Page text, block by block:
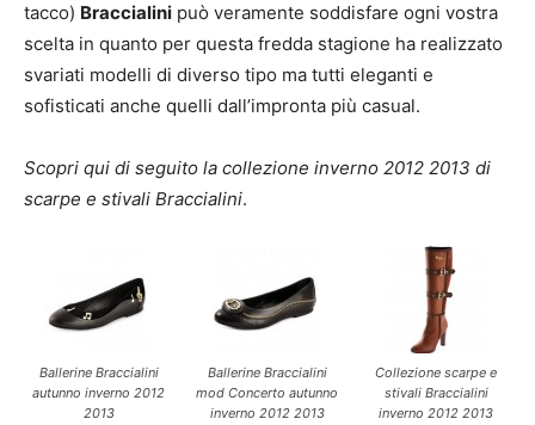
tacco) Braccialini può veramente soddisfare ogni vostra
scelta in quanto per questa fredda stagione ha realizzato
svariati modelli di diverso tipo ma tutti eleganti e
sofisticati anche quelli dall’impronta più casual.
Scopri qui di seguito la collezione inverno 2012 2013 di
scarpe e stivali Braccialini.
Ballerine Braccialini
autunno inverno 2012
2013
Ballerine Braccialini
mod Concerto autunno
inverno 2012 2013
Collezione scarpe e
stivali Braccialini
inverno 2012 2013